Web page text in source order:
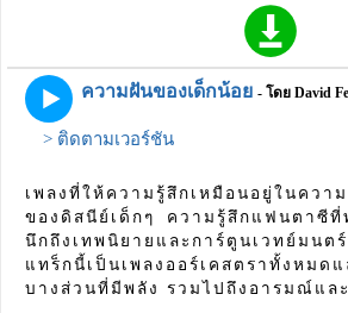
ความฝันของเด็กน้อย - โดย David
> ติดตามเวอร์ชัน
เพลงที่ให้ความรู้สึกเหมือนอยู่ในควา
ของดิสนีย์เด็กๆ ความรู้สึกแฟนตาซีที่
นึกถึงเทพนิยายและการ์ตูนเวทย์มนตร์
แทร็กนี้เป็นเพลงออร์เคสตราทั้งหมดแ
บางส่วนที่มีพลัง รวมไปถึงอารมณ์แล